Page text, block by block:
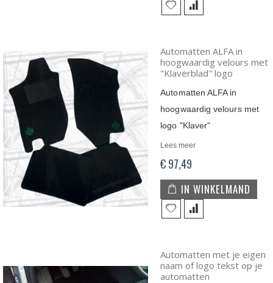
Automatten ALFA in
hoogwaardig velours met
"Klaverblad" logo
Automatten ALFA in
hoogwaardig velours met
logo "Klaver"
Lees meer
€ 97,49
IN WINKELMAND
Automatten met je eigen
naam of logo tekst op je
automatten